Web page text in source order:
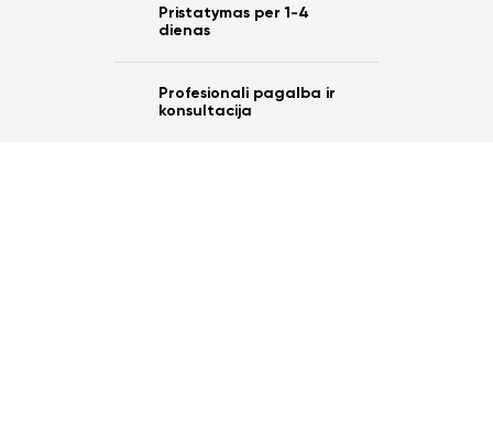
Pristatymas per 1-4
dienas
Profesionali pagalba ir
konsultacija